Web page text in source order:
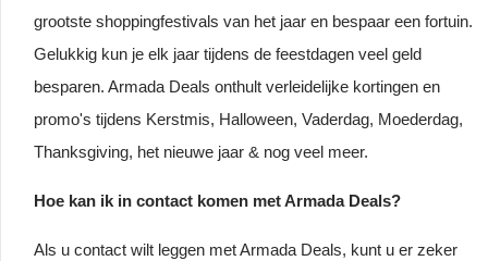
grootste shoppingfestivals van het jaar en bespaar een fortuin.
Gelukkig kun je elk jaar tijdens de feestdagen veel geld
besparen. Armada Deals onthult verleidelijke kortingen en
promo's tijdens Kerstmis, Halloween, Vaderdag, Moederdag,
Thanksgiving, het nieuwe jaar & nog veel meer.
Hoe kan ik in contact komen met Armada Deals?
Als u contact wilt leggen met Armada Deals, kunt u er zeker